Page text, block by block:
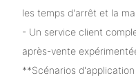
les temps d'arrêt et la
- Un service client
après-vente
**Scénarios